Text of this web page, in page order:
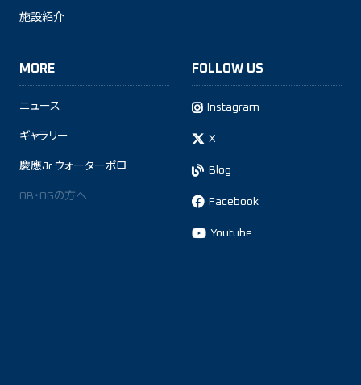
施設紹介
MORE
ニュース
ギャラリー
慶應Jr.ウォーターポロ
OB・OGの方へ
FOLLOW US
Instagram
X
Blog
Facebook
Youtube